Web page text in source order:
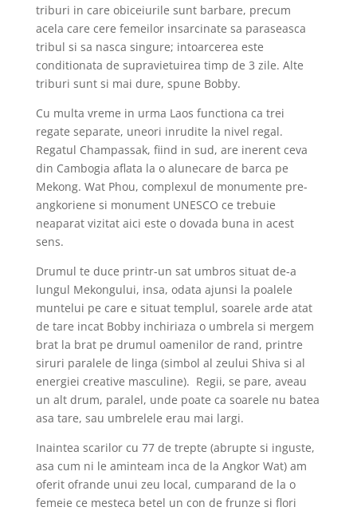
triburi in care obiceiurile sunt barbare, precum
acela care cere femeilor insarcinate sa paraseasca
tribul si sa nasca singure; intoarcerea este
conditionata de supravietuirea timp de 3 zile. Alte
triburi sunt si mai dure, spune Bobby.
Cu multa vreme in urma Laos functiona ca trei
regate separate, uneori inrudite la nivel regal.
Regatul Champassak, fiind in sud, are inerent ceva
din Cambogia aflata la o alunecare de barca pe
Mekong. Wat Phou, complexul de monumente pre-
angkoriene si monument UNESCO ce trebuie
neaparat vizitat aici este o dovada buna in acest
sens.
Drumul te duce printr-un sat umbros situat de-a
lungul Mekongului, insa, odata ajunsi la poalele
muntelui pe care e situat templul, soarele arde atat
de tare incat Bobby inchiriaza o umbrela si mergem
brat la brat pe drumul oamenilor de rand, printre
siruri paralele de linga (simbol al zeului Shiva si al
energiei creative masculine). Regii, se pare, aveau
un alt drum, paralel, unde poate ca soarele nu batea
asa tare, sau umbrelele erau mai largi.
Inaintea scarilor cu 77 de trepte (abrupte si inguste,
asa cum ni le aminteam inca de la Angkor Wat) am
oferit ofrande unui zeu local, cumparand de la o
femeie ce mesteca betel un con de frunze si flori